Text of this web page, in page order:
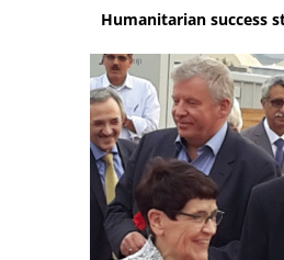
Humanitarian success